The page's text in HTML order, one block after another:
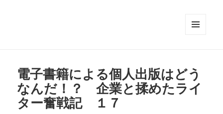
電子書籍による個人出版はどう
なんだ！？ 企業と揉めたライ
ター奮戦記 １７